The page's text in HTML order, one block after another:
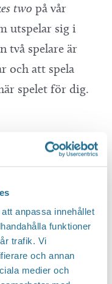
anpassa innehållet
funktioner
trafik. Vi
och annan
medier och
two på vår
utspelar sig i
två spelare är
och att spela
spelet för dig.